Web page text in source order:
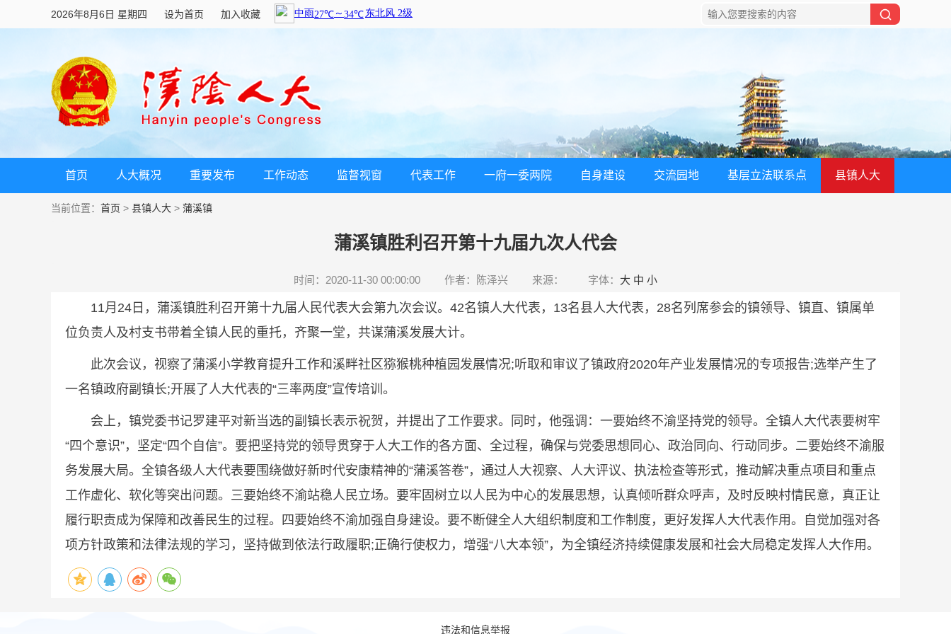
2026年8月6日 星期四 设为首页 加入收藏
首页 人大概况 重要发布 工作动态 监督视窗 代表工作 一府一委两院 自身建设 交流园地 基层立法联系点 县镇人大
当前位置： 首页 > 县镇人大 > 蒲溪镇
蒲溪镇胜利召开第十九届九次人代会
时间：2020-11-30 00:00:00 作者：陈泽兴 来源： 字体： 大 中 小
11月24日，蒲溪镇胜利召开第十九届人民代表大会第九次会议。42名镇人大代表，13名县人大代表，28名列席参会的镇领导、镇直、镇属单
位负责人及村支书带着全镇人民的重托，齐聚一堂，共谋蒲溪发展大计。
此次会议，视察了蒲溪小学教育提升工作和溪畔社区猕猴桃种植园发展情况;听取和审议了镇政府2020年产业发展情况的专项报告;选举产生了
一名镇政府副镇长;开展了人大代表的“三率两度”宣传培训。
会上，镇党委书记罗建平对新当选的副镇长表示祝贺，并提出了工作要求。同时，他强调：一要始终不渝坚持党的领导。全镇人大代表要树牢
“四个意识”，坚定“四个自信”。要把坚持党的领导贯穿于人大工作的各方面、全过程，确保与党委思想同心、政治同向、行动同步。二要始终不渝服
务发展大局。全镇各级人大代表要围绕做好新时代安康精神的“蒲溪答卷”，通过人大视察、人大评议、执法检查等形式，推动解决重点项目和重点
工作虚化、软化等突出问题。三要始终不渝站稳人民立场。要牢固树立以人民为中心的发展思想，认真倾听群众呼声，及时反映村情民意，真正让
履行职责成为保障和改善民生的过程。四要始终不渝加强自身建设。要不断健全人大组织制度和工作制度，更好发挥人大代表作用。自觉加强对各
项方针政策和法律法规的学习，坚持做到依法行政履职;正确行使权力，增强“八大本领”，为全镇经济持续健康发展和社会大局稳定发挥人大作用。
违法和信息举报